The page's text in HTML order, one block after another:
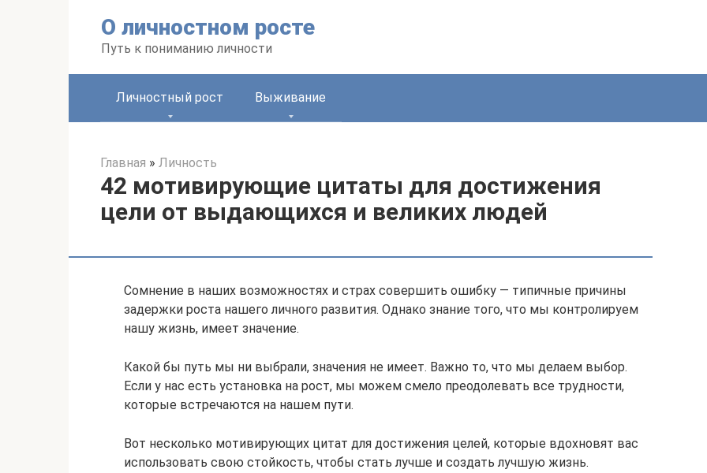
О личностном росте
Путь к пониманию личности
Личностный рост Выживание
Главная » Личность
42 мотивирующие цитаты для достижения
цели от выдающихся и великих людей
Сомнение в наших возможностях и страх совершить ошибку — типичные причины
задержки роста нашего личного развития. Однако знание того, что мы контролируем
нашу жизнь, имеет значение.
Какой бы путь мы ни выбрали, значения не имеет. Важно то, что мы делаем выбор.
Если у нас есть установка на рост, мы можем смело преодолевать все трудности,
которые встречаются на нашем пути.
Вот несколько мотивирующих цитат для достижения целей, которые вдохновят вас
использовать свою стойкость, чтобы стать лучше и создать лучшую жизнь.